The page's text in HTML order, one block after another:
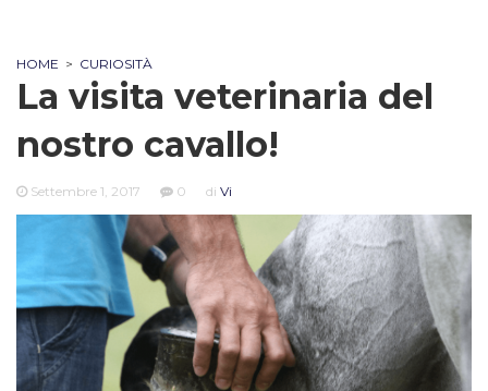
HOME > CURIOSITÀ
La visita veterinaria del
nostro cavallo!
Settembre 1, 2017 0 di Vi